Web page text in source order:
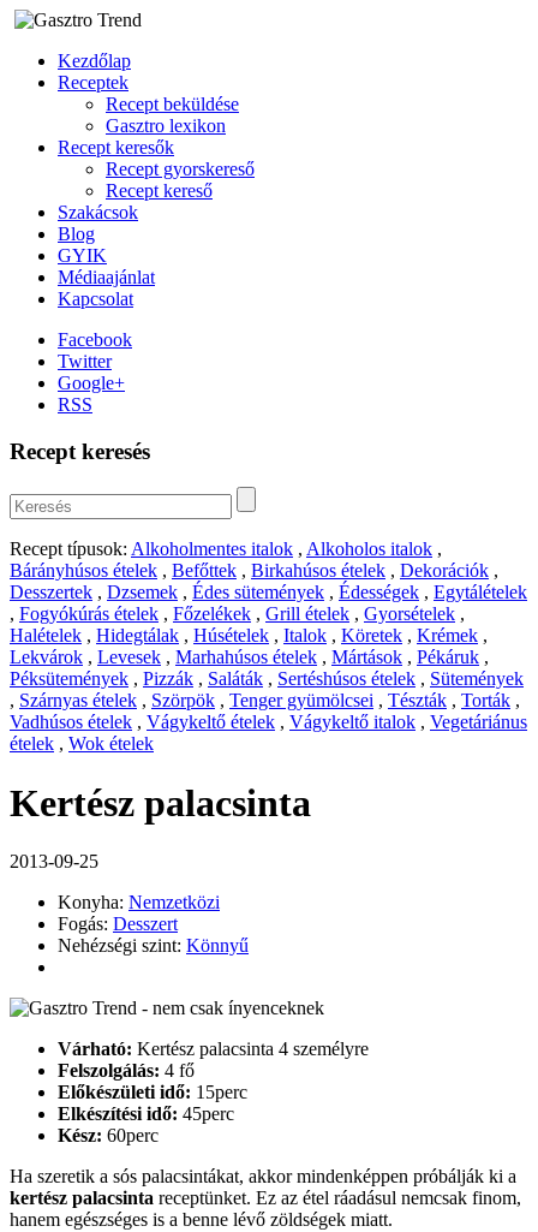
Kezdőlap
Receptek
Recept beküldése
Gasztro lexikon
Recept keresők
Recept gyorskereső
Recept kereső
Szakácsok
Blog
GYIK
Médiaajánlat
Kapcsolat
Facebook
Twitter
Google+
RSS
Recept keresés
Recept típusok: Alkoholmentes italok , Alkoholos italok ,
Bárányhúsos ételek , Befőttek , Birkahúsos ételek , Dekorációk ,
Desszertek , Dzsemek , Édes sütemények , Édességek , Egytálételek
, Fogyókúrás ételek , Főzelékek , Grill ételek , Gyorsételek ,
Halételek , Hidegtálak , Húsételek , Italok , Köretek , Krémek ,
Lekvárok , Levesek , Marhahúsos ételek , Mártások , Pékáruk ,
Péksütemények , Pizzák , Saláták , Sertéshúsos ételek , Sütemények
, Szárnyas ételek , Szörpök , Tenger gyümölcsei , Tészták , Torták ,
Vadhúsos ételek , Vágykeltő ételek , Vágykeltő italok , Vegetáriánus
ételek , Wok ételek
Kertész palacsinta
2013-09-25
Konyha: Nemzetközi
Fogás: Desszert
Nehézségi szint: Könnyű
Várható: Kertész palacsinta 4 személyre
Felszolgálás: 4 fő
Előkészületi idő: 15perc
Elkészítési idő: 45perc
Kész: 60perc
Ha szeretik a sós palacsintákat, akkor mindenképpen próbálják ki a
kertész palacsinta receptünket. Ez az étel ráadásul nemcsak finom,
hanem egészséges is a benne lévő zöldségek miatt.